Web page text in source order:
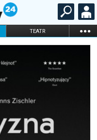
TEATR ...
KARNETY